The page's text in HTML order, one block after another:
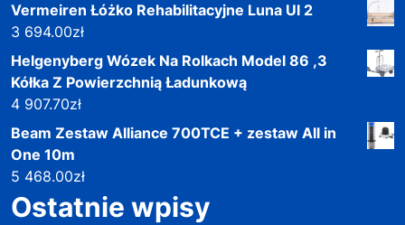
Vermeiren Łóżko Rehabilitacyjne Luna Ul 2
3 694.00zł
Helgenyberg Wózek Na Rolkach Model 86 ,3
Kółka Z Powierzchnią Ładunkową
4 907.70zł
Beam Zestaw Alliance 700TCE + zestaw All in
One 10m
5 468.00zł
Ostatnie wpisy